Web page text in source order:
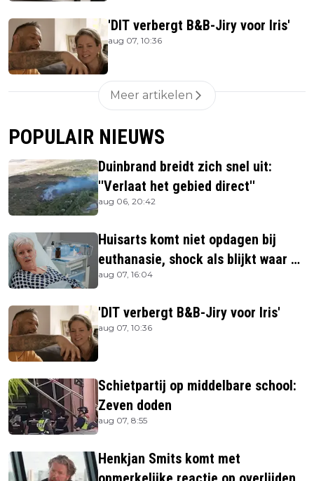
'DIT verbergt B&B-Jiry voor Iris'
aug 07, 10:36
Meer artikelen
POPULAIR NIEUWS
Duinbrand breidt zich snel uit:
''Verlaat het gebied direct''
aug 06, 20:42
Huisarts komt niet opdagen bij
euthanasie, shock als blijkt waar ze
is
aug 07, 16:04
'DIT verbergt B&B-Jiry voor Iris'
aug 07, 10:36
Schietpartij op middelbare school:
Zeven doden
aug 07, 8:55
Henkjan Smits komt met